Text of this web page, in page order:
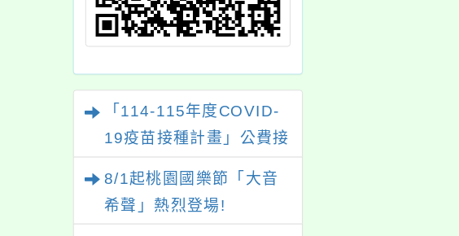
「114-115年度COVID-
19疫苗接種計畫」公費接
8/1起桃園國樂節「大音
希聲」熱烈登場!